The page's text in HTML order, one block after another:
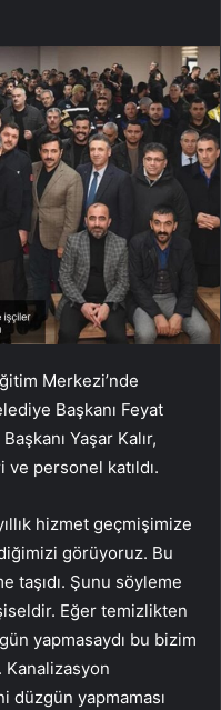
Merkezi’nde
Başkanı Feyat
Yaşar Kalır,
ve personel katıldı.
hizmet geçmişimize
görüyoruz. Bu
taşıdı. Şunu söyleme
Eğer temizlikten
yapmasaydı bu bizim
düzgün yapmaması